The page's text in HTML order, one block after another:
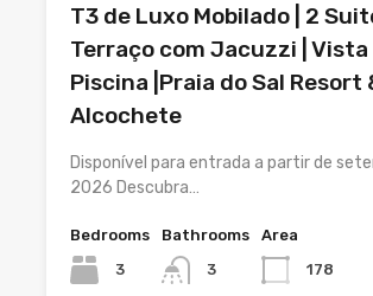
T3 de Luxo Mobilado | 2
Terraço com Jacuzzi | Vista
Piscina |Praia do Sal Resort
Alcochete
Disponível para entrada a partir de
2026 Descubra…
Bedrooms
3
Bathrooms
3
Area
178